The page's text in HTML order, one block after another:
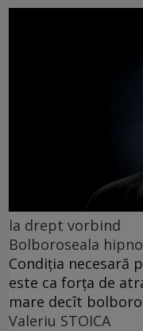
la drept vorbind
Bolboroseala
Condiția necesară
este ca forța de
mare decît
Valeriu STOICA